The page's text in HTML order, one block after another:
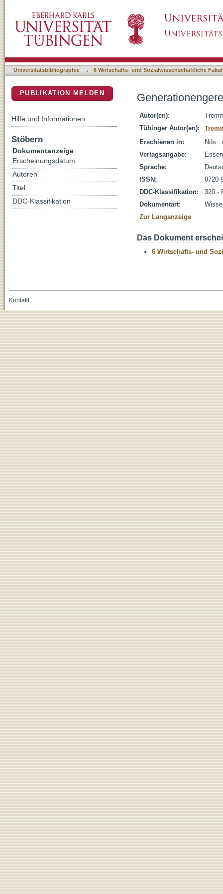
Universitätsbibliographie → 6 Wirtschafts- und Sozialwissenschaftliche
Autor(en):
Tübinger Autor(en):
Erschienen in:
Nds :
Verlagsangabe:
Sprache:
ISSN:
0720-
DDC-Klassifikation:
320 -
Dokumentart:
Zur Langanzeige
Das Dokument
6 Wirtschafts- und
PUBLIKATION MELDEN
Hilfe und Informationen
Stöbern
Dokumentanzeige
Erscheinungsdatum
Autoren
Titel
DDC-Klassifikation
Kontakt